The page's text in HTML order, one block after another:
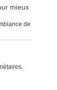
mieux
de